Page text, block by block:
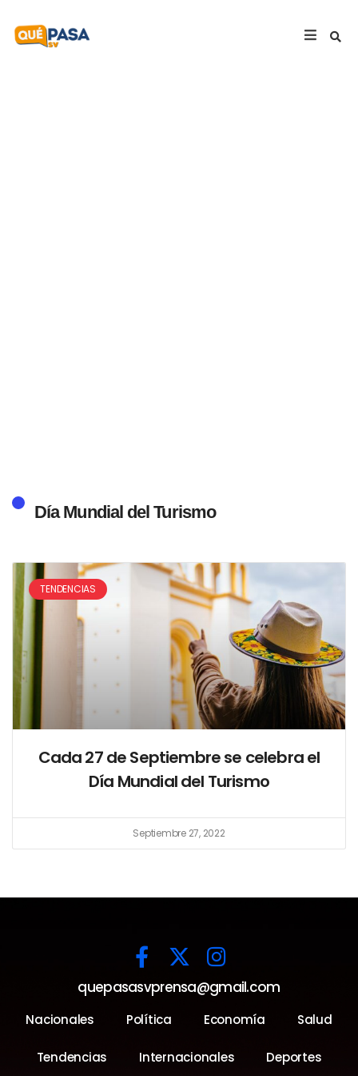
Día Mundial del Turismo
TENDENCIAS
Cada 27 de Septiembre se celebra el
Día Mundial del Turismo
Septiembre 27, 2022
quepasasvprensa@gmail.com
Nacionales Política Economía Salud
Tendencias Internacionales Deportes